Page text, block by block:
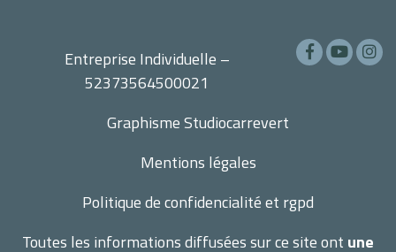
Entreprise Individuelle –
52373564500021
GraphismeStudiocarrevert
Mentions légales
Politique de confidencialité et rgpd
Toutes les informations diffusées sur ce site ont une